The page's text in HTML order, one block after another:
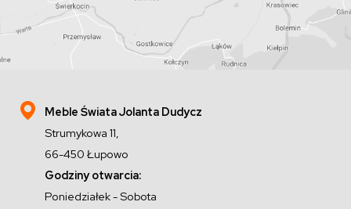
Meble Świata Jolanta Dudycz
Strumykowa 11,
66-450 Łupowo
Godziny otwarcia:
Poniedziałek - Sobota